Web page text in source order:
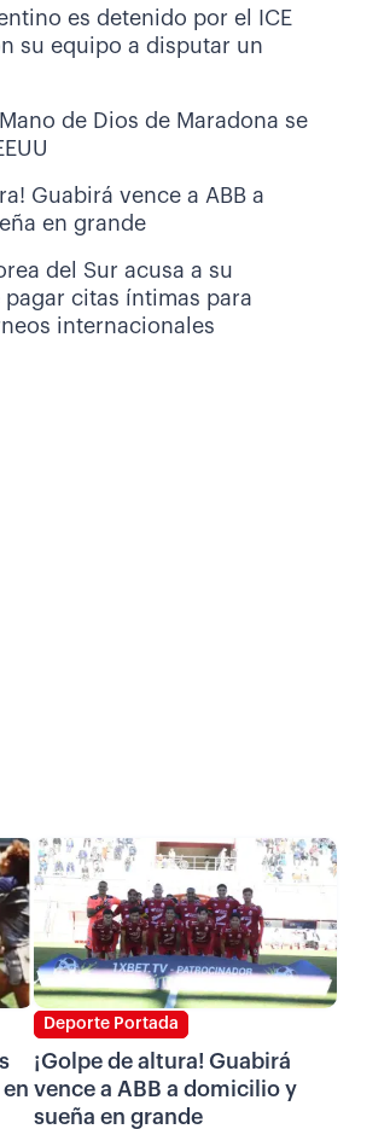
es detenido por el ICE
su equipo a disputar un
de Dios de Maradona se
Guabirá vence a ABB a
en grande
del Sur acusa a su
pagar citas íntimas para
internacionales
Deporte Portada
¡Golpe de altura! Guabirá
vence a ABB a domicilio y
sueña en grande